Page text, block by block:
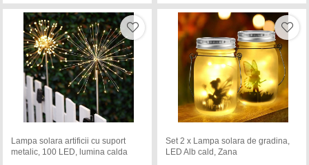
Lampa solara artificii cu suport
metalic, 100 LED, lumina calda
Set 2 x Lampa solara de gradina,
LED Alb cald, Zana